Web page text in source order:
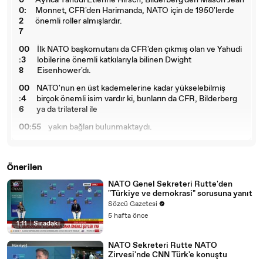
0:
2
7
Monnet, CFR'den Harimanda, NATO için de 1950'lerde
önemli roller almışlardır.
00
:3
8
İlk NATO başkomutanı da CFR'den çıkmış olan ve Yahudi
lobilerine önemli katkılarıyla bilinen Dwight
Eisenhower'dı.
00
:4
6
NATO'nun en üst kademelerine kadar yükselebilmiş
birçok önemli isim vardır ki, bunların da CFR, Bilderberg
ya da trilateral ile
00:55
yakın bağları bulunmaktaydı.
01:0
1
01:05
Omar Bradley, NATO başkomutanı, Mason.
01:0
9
Andrew Goodpaster, NATO süprim komutanı,
Bilderberg ülesi.
01:1
3
Paul Henry Spock, NATO genel sekreteri, Bilderbergli
ve Mason.
Önerilen
1:11 | Sıradaki
NATO Genel Sekreteri Rutte'den
"Türkiye ve demokrasi" sorusuna yanıt
Sözcü Gazetesi
5 hafta önce
NATO Sekreteri Rutte NATO
Zirvesi'nde CNN Türk'e konuştu